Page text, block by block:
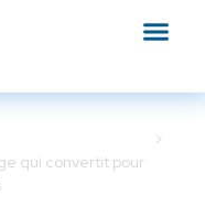
qui convertit pour